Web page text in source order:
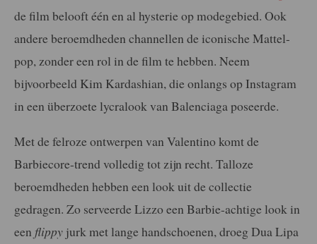
de film belooft één en al hysterie op modegebied. Ook
andere beroemdheden channellen de iconische Mattel-
pop, zonder een rol in de film te hebben. Neem
bijvoorbeeld Kim Kardashian, die onlangs op Instagram
in een überzoete lycralook van Balenciaga poseerde.
Met de felroze ontwerpen van Valentino komt de
Barbiecore-trend volledig tot zijn recht. Talloze
beroemdheden hebben een look uit de collectie
gedragen. Zo serveerde Lizzo een Barbie-achtige look in
een flippy jurk met lange handschoenen, droeg Dua Lipa